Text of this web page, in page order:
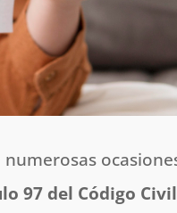
97 del Código Civil